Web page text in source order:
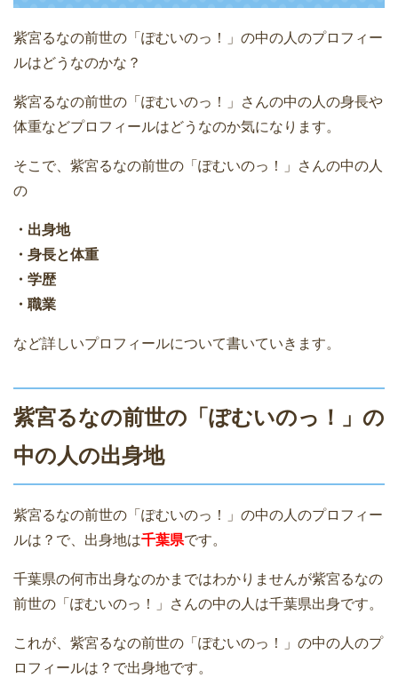
紫宮るなの前世の「ぽむいのっ！」の中の人のプロフィー
ルはどうなのかな？
紫宮るなの前世の「ぽむいのっ！」さんの中の人の身長や
体重などプロフィールはどうなのか気になります。
そこで、紫宮るなの前世の「ぽむいのっ！」さんの中の人
の
・出身地
・身長と体重
・学歴
・職業
など詳しいプロフィールについて書いていきます。
紫宮るなの前世の「ぽむいのっ！」の
中の人の出身地
紫宮るなの前世の「ぽむいのっ！」の中の人のプロフィー
ルは？で、出身地は千葉県です。
千葉県の何市出身なのかまではわかりませんが紫宮るなの
前世の「ぽむいのっ！」さんの中の人は千葉県出身です。
これが、紫宮るなの前世の「ぽむいのっ！」の中の人のプ
ロフィールは？で出身地です。